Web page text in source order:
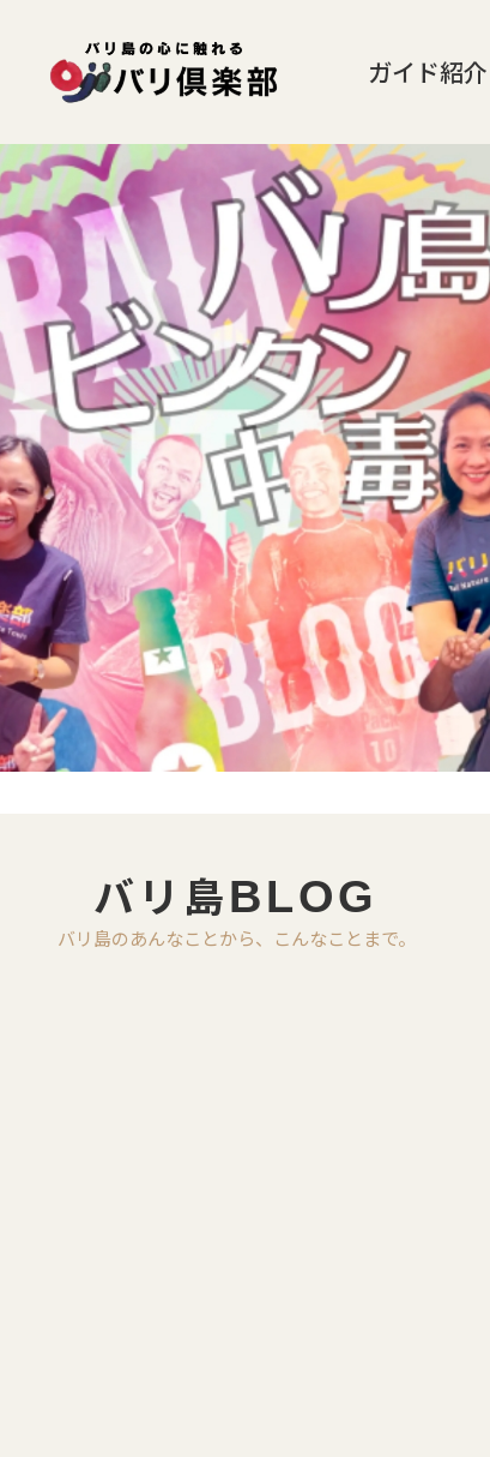
ガイド紹介
バリ島BLOG
バリ島のあんなことから、こんなことまで。